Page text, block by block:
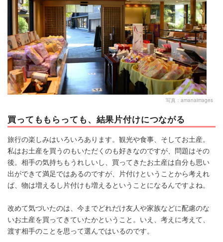
写真：amanaimages
買ってももらっても、結果片付けにつながる
旅行の楽しみはいろいろあります。観光や食事、そしてお土産。
私はお土産を買うのもいただくのも好きなのですが、問題はその
後。相手の気持ちもうれしいし、買ってきたお土産は自分も思い
出ができて満足ではあるのですが、片付けということから考えれ
ば、物は増えるし片付けも増えるということになるんですよね。
改めて気づいたのは、今までどれだけ友人や家族などに配慮のな
いお土産を買ってきていたかということ。いえ、考えに考えて、
渡す相手のことを思って選んではいるのです。